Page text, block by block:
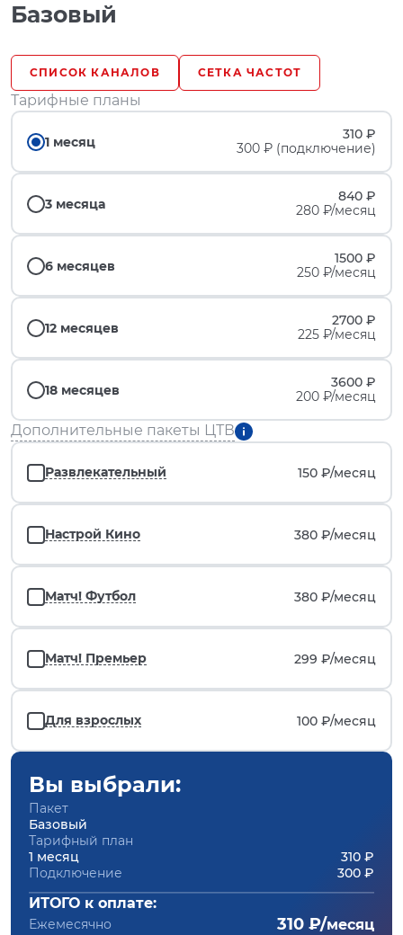
Базовый
СПИСОК КАНАЛОВ СЕТКА ЧАСТОТ
Тарифные планы
1 месяц
310 ₽
300 ₽ (подключение)
3 месяца
840 ₽
280 ₽/месяц
6 месяцев
1500 ₽
250 ₽/месяц
12 месяцев
2700 ₽
225 ₽/месяц
18 месяцев
3600 ₽
200 ₽/месяц
Дополнительные пакеты ЦТВ
Развлекательный 150 ₽/месяц
Настрой Кино 380 ₽/месяц
Матч! Футбол 380 ₽/месяц
Матч! Премьер 299 ₽/месяц
Для взрослых 100 ₽/месяц
Вы выбрали:
Пакет
Базовый
Тарифный план
1 месяц
310 ₽
Подключение
300 ₽
ИТОГО к оплате:
Ежемесячно 310 ₽/месяц